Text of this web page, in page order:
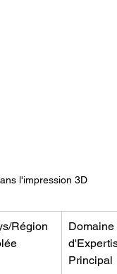
l'impression 3D
Région
Domaine
Principal